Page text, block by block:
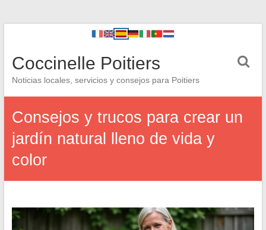
Coccinelle Poitiers
Noticias locales, servicios y consejos para Poitiers
Consejos y trucos para crear un
jardín natural lleno de vida y
color